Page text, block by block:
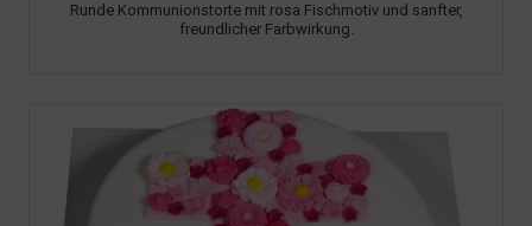
Runde Kommunionstorte mit rosa Fischmotiv und sanfter,
freundlicher Farbwirkung.